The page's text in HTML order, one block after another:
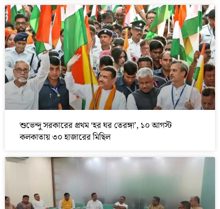
শুভেন্দু সরকারের প্রথম ‘হর ঘর তেরঙ্গা’, ১০ আগস্ট
কলকাতায় ৩০ হাজারের মিছিল